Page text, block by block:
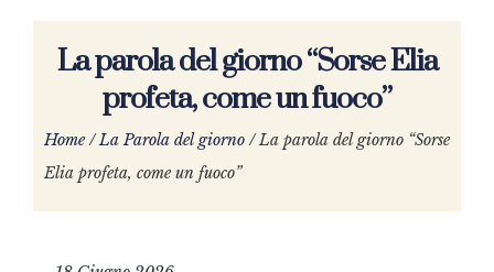
La parola del giorno “Sorse Elia
profeta, come un fuoco”
Home /La Parola del giorno /La parola del giorno “Sorse
Elia profeta, come un fuoco”